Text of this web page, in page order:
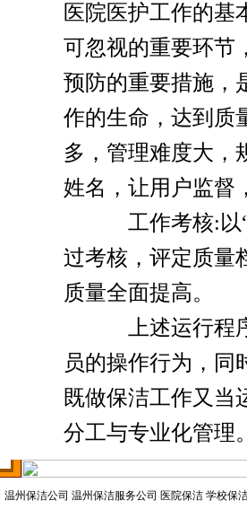
医院医护工作的基
可忽视的重要环节
预防的重要措施，
作的生命，达到质
多，管理难度大，
姓名，让用户监督
工作考核:以“步
过考核，评定质量
质量全面提高。
上述运行程序
员的操作行为，同
既做保洁工作又当
分工与专业化管理
温州保洁公司 温州保洁服务公司 医院保洁 学校保